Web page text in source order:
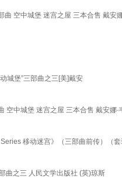
曲 空中城堡 迷宫之屋 三本合售 戴安
城堡”三部曲之三[美]戴安
空中城堡 迷宫之屋 三本合售 戴安娜·
移动迷宫》（三部曲前传）（
曲之三 人民文学出版社 (英)琼斯